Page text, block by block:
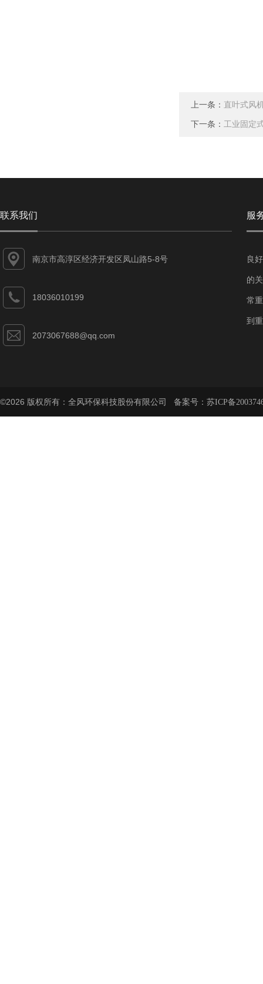
上一条： 直叶式风
下一条： 工业固定
联系我们
南京市高淳区经济开发区凤山路5-8号
18036010199
2073067688@qq.com
服
良
的
常
到
©2026 版权所有：全风环保科技股份有限公司 备案号： 苏ICP备